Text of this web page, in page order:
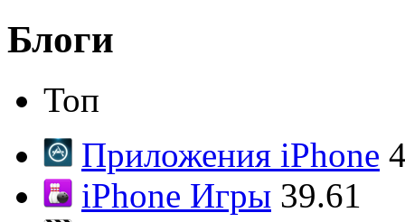
Блоги
Топ
Приложения iPhone
iPhone Игры 39.61